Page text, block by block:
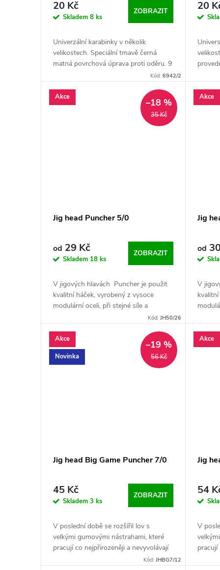
t
ů
k
20 Kč
Skladem 8 ks
ZOBRAZIT
Univerzální karabinky v několik
velikostech. Speciální tmavě černá
matná povrchová úprava proti oděru. 9
Kód:6942/2
20
Akce
35 Kč
–18 %
Jig head Puncher 5/0
od 29 Kč
Skladem 18 ks
ZOBRAZIT
V jigových hlavách Puncher je použit
kvalitní háček, vyrobený z vysoce
modulární oceli, při stejné síle a
proseknutí...
Kód:JH50/26
Akce
Jig
od
V
Akce
Novinka
56 Kč
–19 %
Jig head Big Game Puncher 7/0
45 Kč
Skladem 3 ks
ZOBRAZIT
V poslední době se rozšířil lov s
velkými gumovými nástrahami, které
pracují co nejpřirozeněji a nevyvolávají
v dravci ostražitost. Proto je důležité,
Kód:JHBG7/12
Akce
Jig
54
V
pracují